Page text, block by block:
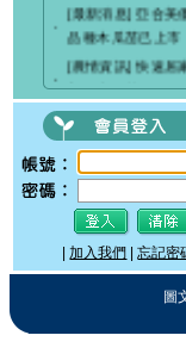
衛菊
新引進懸垂性花卉
攀爬花卉
切花/切葉種子
果樹苗/香藥草
草坪草種/地被
蔬果/芽菜及木瓜
花海及樹木種子
穴盤苗/球根及其他
園藝資材
‧
[最新消息] 亞合美
品種木瓜苗已上市
‧
[農情資訊] 快速居
美化穴盤苗
‧
[最新消息] 穗耕種
立粉絲專頁
‧
[最新消息]驚艷關
海節
|加入我們 |忘記密
圖